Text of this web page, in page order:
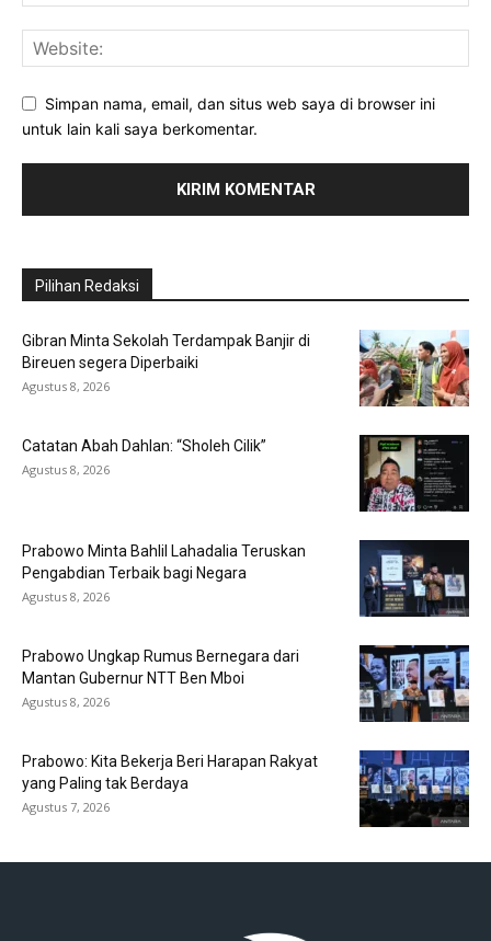
Simpan nama, email, dan situs web saya di browser ini
untuk lain kali saya berkomentar.
Pilihan Redaksi
Gibran Minta Sekolah Terdampak Banjir di
Bireuen segera Diperbaiki
Agustus 8, 2026
Catatan Abah Dahlan: “Sholeh Cilik”
Agustus 8, 2026
Prabowo Minta Bahlil Lahadalia Teruskan
Pengabdian Terbaik bagi Negara
Agustus 8, 2026
Prabowo Ungkap Rumus Bernegara dari
Mantan Gubernur NTT Ben Mboi
Agustus 8, 2026
Prabowo: Kita Bekerja Beri Harapan Rakyat
yang Paling tak Berdaya
Agustus 7, 2026